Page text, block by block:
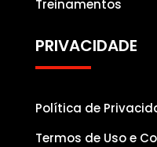
Treinamentos
PRIVACIDADE
Política de
Termos de Uso e